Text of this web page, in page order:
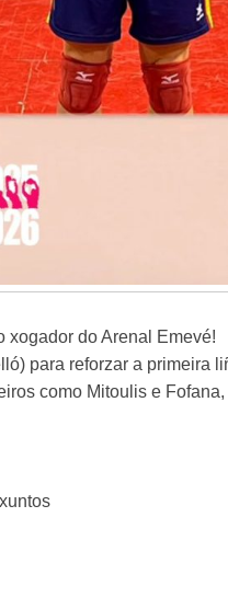
xogador do Arenal Emevé!
para reforzar a primeira
como Mitoulis e